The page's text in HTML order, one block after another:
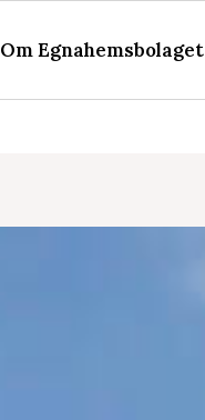
Om Egnahemsbolaget